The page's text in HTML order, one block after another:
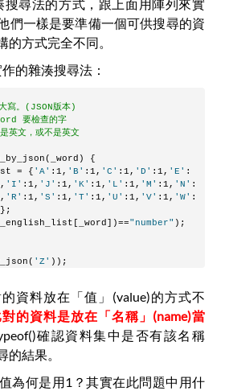
搜尋法的方式，跟上面用陣列來實
們一樣是要準備一個可供搜尋的資
的方式完全不同。
的雜湊搜尋法：
寫。(JSON版本)
要檢查的字
文，或不是英文
{
= { 'A' :1, 'B' :1, 'C' :1, 'D' :1, 'E' :
'I' :1, 'J' :1, 'K' :1, 'L' :1, 'M' :1, 'N' :
'R' :1, 'S' :1, 'T' :1, 'U' :1, 'V' :1, 'W' :
"number" );
'Z' ));
資料放在「值」(value)的方式不
的資料是放在「名稱」(name)當
確認資料集中是否有該名稱
的結果。
為何是用1？其實在此問題中用什